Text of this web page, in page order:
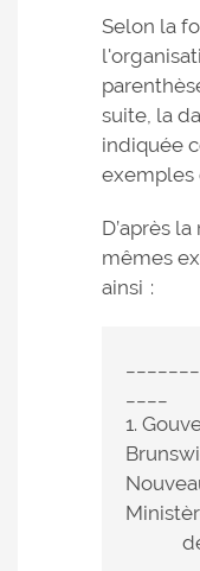
Selon la
suite, la
indiquée
exemples
D’après
mêmes
ainsi :
1.
de la